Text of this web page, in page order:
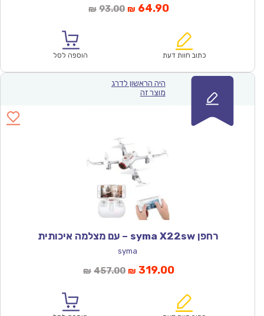
₪ 93.00המחיר
₪93.00.
₪ 64.90המחיר
הוא:
כתוב חוות דעת הוספה לסל
היה הראשון לדרג
מוצר זה
רחפן syma X22sw – עם מצלמה איכותית
syma
₪ 457.00המחיר
₪ 319.00המחיר
הוא: